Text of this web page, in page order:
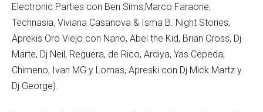
Electronic Parties con Ben Sims,Marco Faraone,
Technasia, Viviana Casanova & Isma B. Night Stories,
Aprekis Oro Viejo con Nano, Abel the Kid, Brian Cross, Dj
Marte, Dj Neil, Reguera, de Rico, Ardiya, Yas Cepeda,
Chimeno, Ivan MG y Lomas, Apreski con Dj Mick Martz y
Dj George).